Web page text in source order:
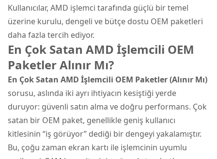
Kullanıcılar, AMD işlemci tarafında güçlü bir temel
üzerine kurulu, dengeli ve bütçe dostu OEM paketleri
daha fazla tercih ediyor.
En Çok Satan AMD İşlemcili OEM
Paketler Alınır Mı?
En Çok Satan AMD İşlemcili OEM Paketler (Alınır Mı)
sorusu, aslında iki ayrı ihtiyacın kesiştiği yerde
duruyor: güvenli satın alma ve doğru performans. Çok
satan bir OEM paket, genellikle geniş kullanıcı
kitlesinin “iş görüyor” dediği bir dengeyi yakalamıştır.
Bu, çoğu zaman ekran kartı ile işlemcinin uyumlu